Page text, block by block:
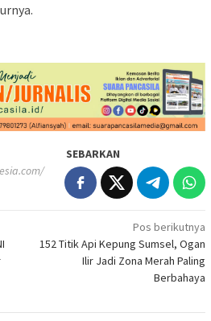
SEBARKAN
Pos berikutnya
152 Titik Api Kepung Sumsel, Ogan
Ilir Jadi Zona Merah Paling
Berbahaya